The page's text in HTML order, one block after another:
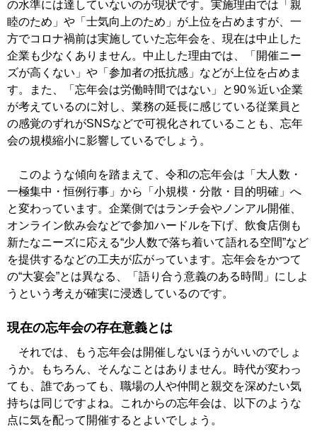
の水準には達していないのが現状です。実施理由では「親
睦のため」や「士気向上のため」が上位を占めますが、一
方でコロナ禍前は実施していた忘年会を、現在は中止した
企業も少なくありません。中止した理由では、「開催ニー
ズが高くない」や「参加者の抵抗感」などが上位を占めま
す。また、「忘年会は労働時間ではない」と90％近い企業
が考えているのに対し、業務の延長に感じている従業員と
の感覚のずれがSNSなどで可視化されていることも、忘年
会の規模縮小に影響しているでしょう。
このような傾向を踏まえて、令和の忘年会は「大人数・
一極集中・恒例行事」から「小規模・分散・目的明確」へ
と変わっています。企業側ではランチ会やノンアル開催、
オンライン飲み会などで参加ハードルを下げ、飲食店側も
新たなニーズに応える“少人数で落ち着いて語れる空間”など
を提供するなどの工夫が広がっています。忘年会をかつて
の“大宴会”とは異なる、「語り合う意義のある時間」にしよ
うという考えが確実に浸透しているのです。
現在の忘年会の存在意義とは
それでは、もう忘年会は開催しないほうがいいのでしょ
うか。もちろん、そんなことはありません。時代が変わっ
ても、誰であっても、職場の人や仲間と親交を深めたい気
持ちは同じですよね。これからの忘年会は、以下のような
点に気を配って開催するとよいでしょう。